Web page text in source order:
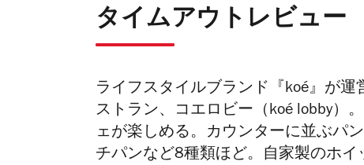
タイムアウトレビュー
ライフスタイルブランド『koé』が運
ストラン、コエロビー（koé lobby）
ェが楽しめる。カウンターに並ぶパ
チパンなど8種類ほど。 自家製のホイ